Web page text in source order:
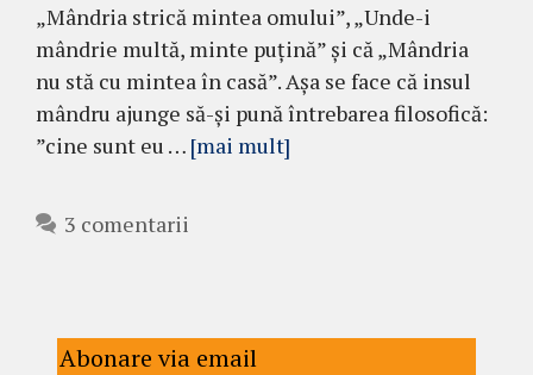
„Mândria strică mintea omului”, „Unde-i
mândrie multă, minte puțină” și că „Mândria
nu stă cu mintea în casă”. Așa se face că insul
mândru ajunge să-și pună întrebarea filosofică:
”cine sunt eu … [mai mult]
3 comentarii
Abonare via email